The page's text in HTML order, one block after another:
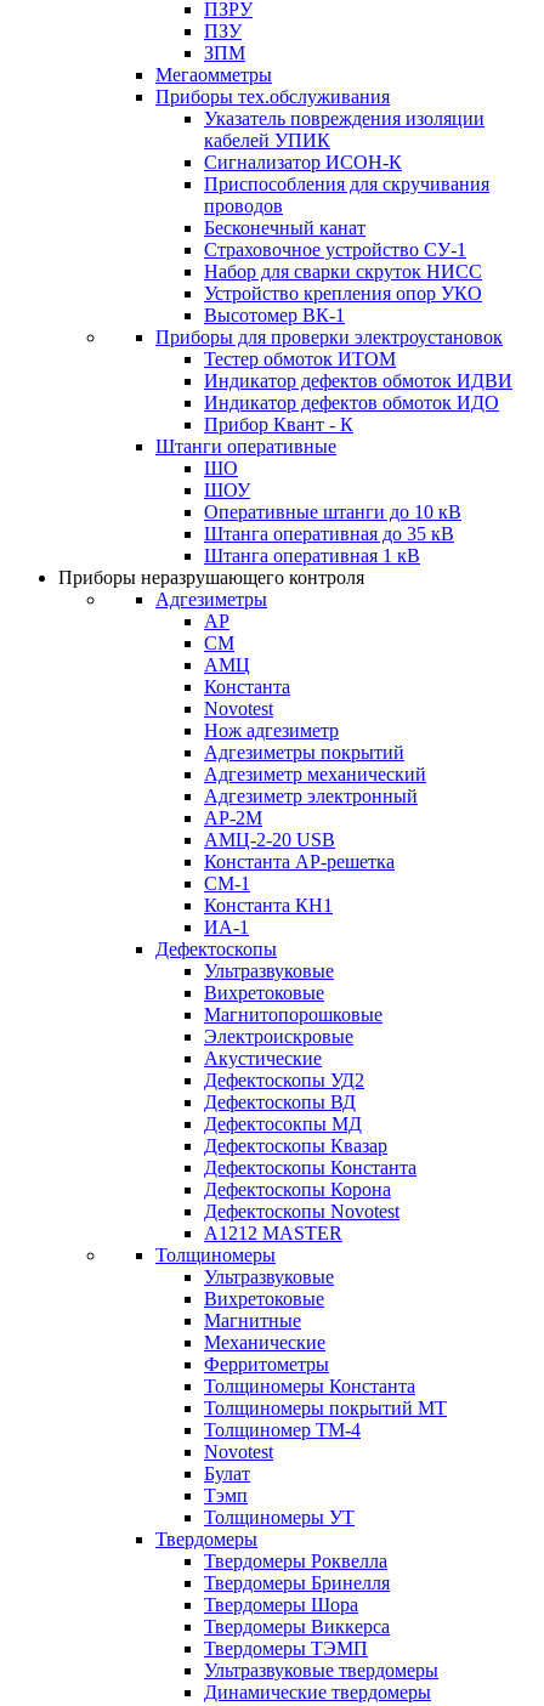
ПЗРУ
ПЗУ
ЗПМ
Мегаомметры
Приборы тех.обслуживания
Указатель повреждения изоляции
кабелей УПИК
Сигнализатор ИСОН-К
Приспособления для скручивания
проводов
Бесконечный канат
Страховочное устройство СУ-1
Набор для сварки скруток НИСС
Устройство крепления опор УКО
Высотомер ВК-1
Приборы для проверки электроустановок
Тестер обмоток ИТОМ
Индикатор дефектов обмоток ИДВИ
Индикатор дефектов обмоток ИДО
Прибор Квант - К
Штанги оперативные
ШО
ШОУ
Оперативные штанги до 10 кВ
Штанга оперативная до 35 кВ
Штанга оперативная 1 кВ
Приборы неразрушающего контроля
Адгезиметры
АР
СМ
АМЦ
Константа
Novotest
Нож адгезиметр
Адгезиметры покрытий
Адгезиметр механический
Адгезиметр электронный
АР-2М
АМЦ-2-20 USB
Константа АР-решетка
СМ-1
Константа КН1
ИА-1
Дефектоскопы
Ультразвуковые
Вихретоковые
Магнитопорошковые
Электроискровые
Акустические
Дефектоскопы УД2
Дефектоскопы ВД
Дефектосокпы МД
Дефектоскопы Квазар
Дефектоскопы Константа
Дефектоскопы Корона
Дефектоскопы Novotest
А1212 MASTER
Толщиномеры
Ультразвуковые
Вихретоковые
Магнитные
Механические
Ферритометры
Толщиномеры Константа
Толщиномеры покрытий МТ
Толщиномер ТМ-4
Novotest
Булат
Тэмп
Толщиномеры УТ
Твердомеры
Твердомеры Роквелла
Твердомеры Бринелля
Твердомеры Шора
Твердомеры Виккерса
Твердомеры ТЭМП
Ультразвуковые твердомеры
Динамические твердомеры